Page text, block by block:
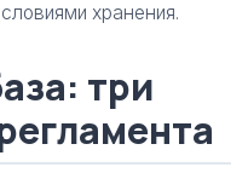
хранения.
три